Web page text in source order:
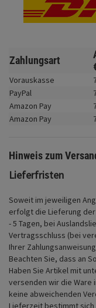
Zahlungsart
Vorauskasse
PayPal
Amazon Pay
Amazon Pay
Hinweis zum
Lieferfristen
Soweit im jeweiligen
erfolgt die Lieferung der
- 5 Tagen, bei
Vertragsschluss (bei
Ihrer
Beachten Sie, dass an
Haben Sie Artikel mit
versenden wir die Ware
keine abweichenden
Lieferzeit bestimmt sich